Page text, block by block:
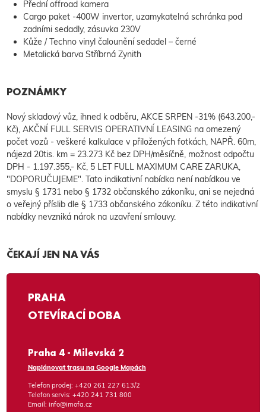
Přední offroad kamera
Cargo paket -400W invertor, uzamykatelná schránka pod
zadními sedadly, zásuvka 230V
Kůže / Techno vinyl čalounění sedadel – černé
Metalická barva Stříbrná Zynith
POZNÁMKY
Nový skladový vůz, ihned k odběru, AKCE SRPEN -31% (643.200,-
Kč), AKČNÍ FULL SERVIS OPERATIVNÍ LEASING na omezený
počet vozů - veškeré kalkulace v přiložených fotkách, NAPŘ. 60m,
nájezd 20tis. km = 23.273 Kč bez DPH/měsíčně, možnost odpočtu
DPH - 1.197.355,- Kč, 5 LET FULL MAXIMUM CARE ZARUKA,
"DOPORUČUJEME". Tato indikativní nabídka není nabídkou ve
smyslu § 1731 nebo § 1732 občanského zákoníku, ani se nejedná
o veřejný příslib dle § 1733 občanského zákoníku. Z této indikativní
nabídky nevzniká nárok na uzavření smlouvy.
ČEKAJÍ JEN NA VÁS
PRAHA
OTEVÍRACÍ DOBA
Praha 4 - Milevská 2
Naplánovat trasu na Google Mapách
Telefon prodej: +420 261 227 613/2
Telefon servis: +420 241 731 800
Email: info@imofa.cz